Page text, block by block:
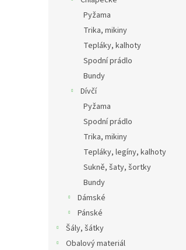
Pyžama
Trika, mikiny
Tepláky, kalhoty
Spodní prádlo
Bundy
Dívčí
Pyžama
Spodní prádlo
Trika, mikiny
Tepláky, legíny, kalhoty
Sukně, šaty, šortky
Bundy
Dámské
Pánské
Šály, šátky
Obalový materiál